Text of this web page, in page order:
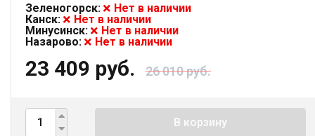
Зеленогорск:
Нет в наличии
Канск:
Нет в наличии
Минусинск:
Нет в наличии
Назарово:
Нет в наличии
23 409 руб. 26 010 руб.
В корзину